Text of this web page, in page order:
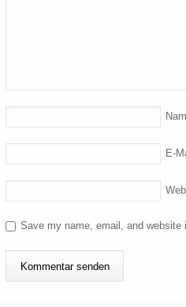
E-
Save my name, email, and